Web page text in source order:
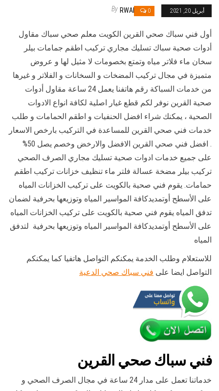
أبريل 20, 2021 0
By RWAN
أول فني سباك صحي القرين الكويت معلم صحي سباك مقاول
أدوات صحية سباك تسليك مجاري تركيب اطقم جمامات بيلر
سخان ماء فلاتر مياه وتمتع بخصومات لا مثيل لها و عروض
متميزة في مجال تركيب المضخات و السخانات و الفلاتر و غيرها
من خدمات السباكة رقم هاتفنا يعمل 24 ساعة مقاول أدوات
صحية القرين نوفر لكم قطع غيار اصلية لكافة انواع الادوات
الصحية ، يمكنك شراء افضل الحنفيات و اطقم الحمامات و طلب
خدمات فني صحي القرين للمساعدة في التركيب بارخص الاسعار
. افضل فني صحي القرين الافضل والارخض وخصم يصل 50%
على جميع خدمات ادوات صحية تسليك مجاري الصرف الصحي
تركيب بيلر مضخة عسالة فلتر ماء تنظيف خزانات تركيب اطقم
حمامات. يقوم فني صحية بالكويت على تركيب الخزانات المياه
على الأسطح أوتمديدكافة المواسير المياه وتوزيعها بحرفية لضمان
تدفق المياه يقوم فني صحية بالكويت على تركيب الخزانات المياه
على الأسطح أوتمديدكافة المواسير المياه وتوزيعها بحرفية لتدفق
المياه
للاستعلام وطلب الخدمة يمكنكم التواصل هاتفيا كما يمكنكم
التواصل ايضا على فني سباك صحي الدعية
فني سباك صحي القرين
خدماتنا تعمل على مدار 24 ساعة في مجال الصرف الصحي و